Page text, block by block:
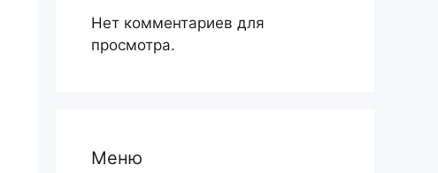
Нет комментариев для
просмотра.
Меню